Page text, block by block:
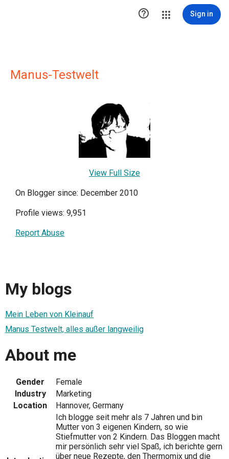
 Sign in
Manus-Testwelt
View Full Size
On Blogger since: December 2010
Profile views: 9,951
Report Abuse
My blogs
Mein Leben von Kleinauf
Manus Testwelt, alles außer langweilig
About me
Gender
Female
Industry
Marketing
Location
Hannover, Germany
Ich blogge seit mehr als 7 Jahren und bin
Mutter von 3 eigenen Kindern, so wie
Stiefmutter von 2 Kindern. Das Bloggen macht
mir persönlich sehr viel Spaß, ich berichte gern
über neue Rezepte, den Thermomix und die